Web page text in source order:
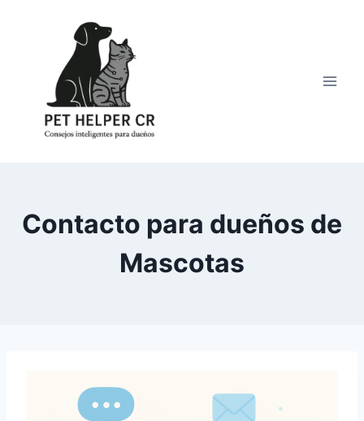
Contacto para dueños de
Mascotas